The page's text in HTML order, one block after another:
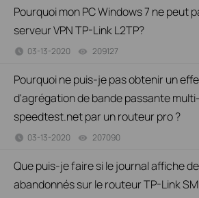
Pourquoi mon PC Windows 7 ne peut
serveur VPN TP-Link L2TP?
03-13-2020 209127
Pourquoi ne puis-je pas obtenir un
d'agrégation de bande passante
speedtest.net par un routeur pro ?
03-13-2020 207090
Que puis-je faire si le journal affiche
abandonnés sur le routeur TP-Link